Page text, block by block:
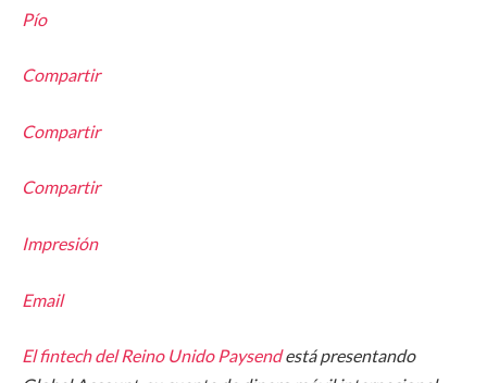
Pío
Compartir
Compartir
Compartir
Impresión
Email
El fintech del Reino Unido Paysendestá presentando